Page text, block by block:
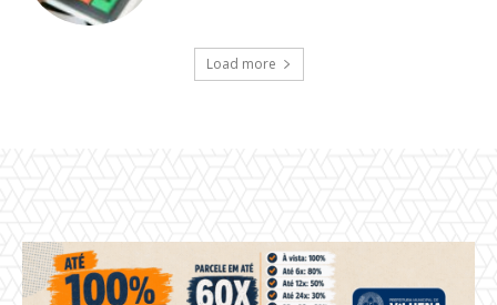
Load more